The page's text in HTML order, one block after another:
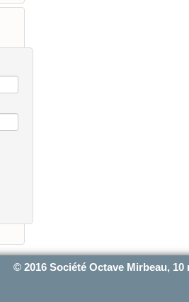
© 2016 Société Octave Mirbeau,